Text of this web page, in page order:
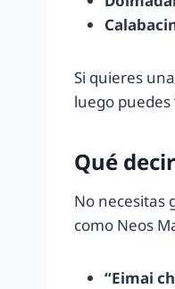
Si quieres
luego puedes
Qué
No necesitas
como Neos
“Eimai